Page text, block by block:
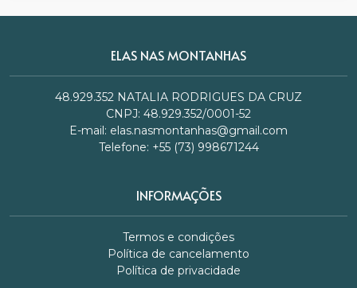
ELAS NAS MONTANHAS
48.929.352 NATALIA RODRIGUES DA CRUZ
CNPJ: 48.929.352/0001-52
E-mail: elas.nasmontanhas@gmail.com
Telefone: +55 (73) 998671244
INFORMAÇÕES
Termos e condições
Política de cancelamento
Política de privacidade